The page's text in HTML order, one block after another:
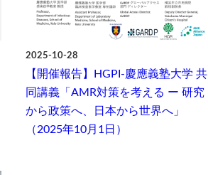
2025-10-28
【開催報告】HGPI-慶應義塾大学 共
同講義「AMR対策を考える ー 研究
から政策へ、日本から世界へ」
（2025年10月1日）